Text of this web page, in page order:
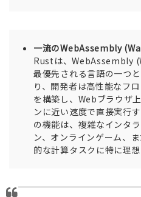
一流のWebAssembly
Rustは、WebAssembly
最優先される言語の一つ
り、開発者は高性能なフ
を構築し、Webブラウザ
ンに近い速度で直接実行
の機能は、複雑なインタ
ン、オンラインゲーム、
的な計算タスクに特に理想